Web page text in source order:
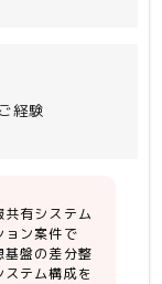
イグレーショ
ンアップ、フ
経験
業務知識
有システム
ョン案件で
基盤の差分整
テム構成を